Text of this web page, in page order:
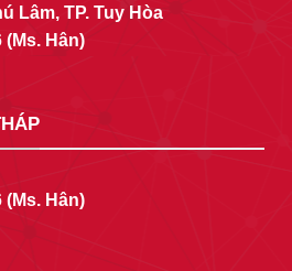
Lâm, TP. Tuy Hòa
(Ms. Hân)
(Ms. Hân)